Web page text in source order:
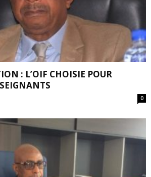
: L’OIF CHOISIE POUR
0